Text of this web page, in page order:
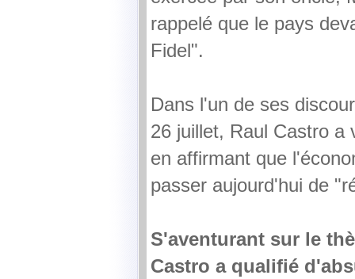
rappelé que le pays
Fidel".
Dans l'un de ses
26 juillet, Raul Castro a
en affirmant que
passer aujourd'hui de
S'aventurant sur le
Castro a qualifié